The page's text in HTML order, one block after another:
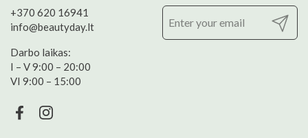
+370 620 16941
info@beautyday.lt
Darbo laikas:
I – V 9:00 – 20:00
VI 9:00 – 15:00
FacebookInstagram
Confirm